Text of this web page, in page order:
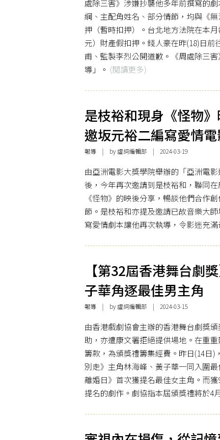
處除三害》涉嫌抄襲他多年前撰寫的
綱、主配角姓名、部分情節，均與《
押（暫時扣押）。台北地方法院在本
元）財產假扣押。錢人豪在昨(18)日
甫、監製李烈公開道歉。《周處除三
導」。 (閱讀更多)
是枝裕和現身《怪物
邀坂元裕二編寫愛情
報導 | by 虛詞編輯部 | 2024-03-19
由亞洲電影大獎學院舉辦的「亞洲電
後，今年再次邀請到是枝裕和，聯同
《怪物》的映後分享，暢談他們合作
節。是枝裕和亦提及邀請已故音樂大
寫愛情劇本讓他再次執導，令影迷充
【第32屆香港舞台劇
子華角逐最佳男主角
報導 | by 虛詞編輯部 | 2024-03-15
由香港戲劇協會主辦的香港舞台劇獎
助，亦遭康文署拒絕提供場地。在重
籌款，為頒獎禮籌集經費。昨日(14日
別走》主角林海峰、黃子華一同入圍
離婚日》首次獲提名最佳女主角。而
提名的劇作。劇協指本屆頒獎禮將於4